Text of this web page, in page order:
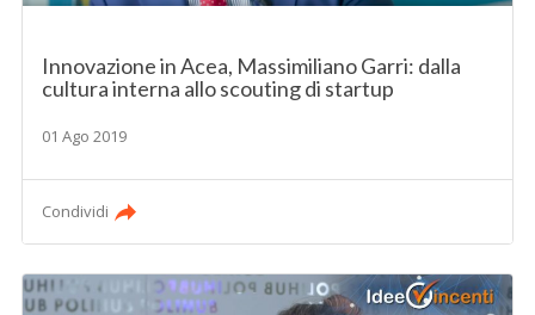
Innovazione in Acea, Massimiliano Garri: dalla
cultura interna allo scouting di startup
01 Ago 2019
Condividi